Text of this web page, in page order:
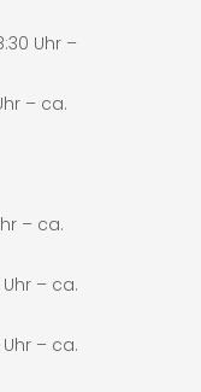
Uhr –
– ca.
– ca.
– ca.
– ca.